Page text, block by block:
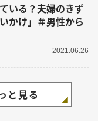
いる？夫婦のきず
かけ」＃男性から
2021.06.26
と見る